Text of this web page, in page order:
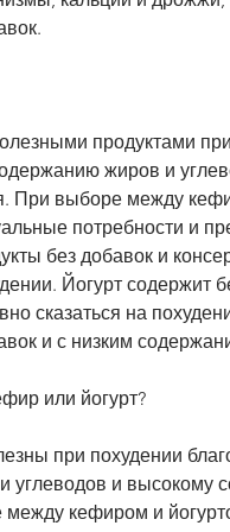
продуктами
жиров и
При выборе между
потребности и
без добавок и
Йогурт содержит
сказаться на
и с низким
или йогурт?
при похудении
углеводов и высокому
кефиром и